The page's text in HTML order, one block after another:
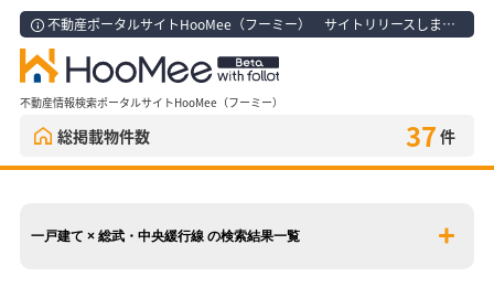
不動産ポータルサイトHooMee（フーミー） サイトリリースしました！
不動産情報検索ポータルサイトHooMee（フーミー）
総掲載物件数 37 件
一戸建て × 総武・中央緩行線 の検索結果一覧